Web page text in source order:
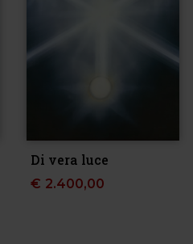
Di vera luce
€ 2.400,00